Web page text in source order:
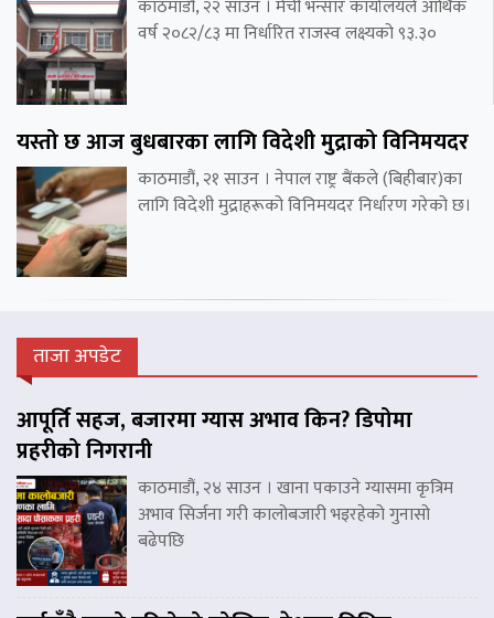
काठमाडौं, २२ साउन । मेची भन्सार कार्यालयले आर्थिक
वर्ष २०८२/८३ मा निर्धारित राजस्व लक्ष्यको ९३.३०
यस्तो छ आज बुधबारका लागि विदेशी मुद्राको विनिमयदर
काठमाडौं, २१ साउन । नेपाल राष्ट्र बैंकले (बिहीबार)का
लागि विदेशी मुद्राहरूको विनिमयदर निर्धारण गरेको छ।
ताजा अपडेट
आपूर्ति सहज, बजारमा ग्यास अभाव किन? डिपोमा
प्रहरीको निगरानी
काठमाडौं, २४ साउन । खाना पकाउने ग्यासमा कृत्रिम
अभाव सिर्जना गरी कालोबजारी भइरहेको गुनासो
बढेपछि